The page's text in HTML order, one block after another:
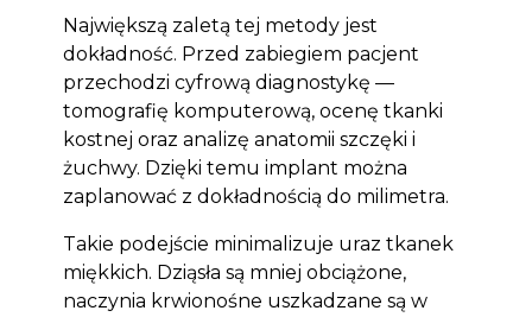
Największą zaletą tej metody jest
dokładność. Przed zabiegiem pacjent
przechodzi cyfrową diagnostykę —
tomografię komputerową, ocenę tkanki
kostnej oraz analizę anatomii szczęki i
żuchwy. Dzięki temu implant można
zaplanować z dokładnością do milimetra.
Takie podejście minimalizuje uraz tkanek
miękkich. Dziąsła są mniej obciążone,
naczynia krwionośne uszkadzane są w